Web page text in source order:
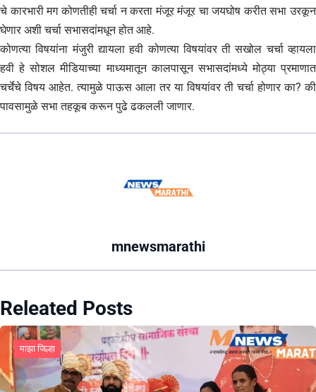
चे कारभारी मग कोणतीही चर्चा न करता मंजूर मंजूर चा जयघोष करीत सभा उरकून
घेणार अशी चर्चा सभासदांमधून होत आहे.
कोणत्या विषयांना मंजुरी द्यायला हवी कोणत्या विषयांवर ती सखोल चर्चा व्हायला
हवी हे सोशल मीडियाच्या माध्यमातून कालपासून सभासदांमध्ये मोठ्या प्रमाणात
चर्चेचे विषय आहेत. त्यामुळे पाऊस आला तर या विषयांवर ती चर्चा होणार का? की
पावसामुळे सभा तहकूब करून पुढे ढकलली जाणार.
mnewsmarathi
Releated Posts
माझा जिल्हा